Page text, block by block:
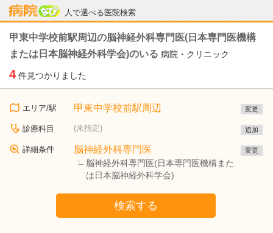
人で選べる医院検索
病院なび
甲東中学校前駅周辺の脳神経外科専門医(日本専門医機構
または日本脳神経外科学会)のいる 病院・クリニック
4 件見つかりました
エリア/駅 甲東中学校前駅周辺 変更
診療科目 (未指定) 追加
詳細条件 脳神経外科専門医
脳神経外科専門医(日本専門医機構また
は日本脳神経外科学会)
変更
検索する